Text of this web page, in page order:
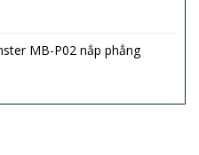
MB-P02 nắp phẳng